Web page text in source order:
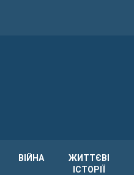
ВІЙНА
ЖИТТЄВІ
ІСТОРІЇ